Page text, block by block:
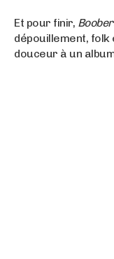
Et pour finir,
dépouillement, folk
douceur à un